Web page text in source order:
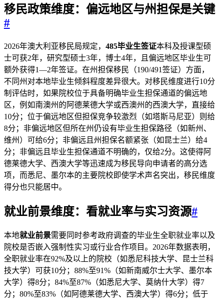
移民政策维度：偏远地区与州担保是关键
#
2026年澳大利亚移民局规定， 485毕业生签证本科及授课型硕
士可获2年，研究型硕士3年，博士4年，且偏远地区毕业生可
额外获得1—2年签证。在州担保移民（190/491签证）方面，
不同州对本地毕业生倾斜程度差异很大。对移民维度进行10分
制评估时，如果院校位于具备明确毕业生担保通道的偏远地
区，例如南澳州的阿德莱德大学或西澳州的西澳大学，直接给
10分；位于偏远地区但担保竞争较激烈（如塔斯马尼亚）则给
8分；非偏远地区但所在州仍设有毕业生担保路径（如新州、
维州）可给6分；非偏远且州担保名额紧张（如昆士兰）给4
分；非偏远且毕业生担保通道不明确的，仅给2分。这使得阿
德莱德大学、西澳大学等迅速成为移民导向申请者的高分选
项，而悉尼、墨尔本的主要院校即使学术声名突出，移民维度
得分也只能居中。
就业前景维度：看就业率与实习资源#
本地就业前景需要同时参考政府调查的毕业生全职就业率以及
院校是否嵌入强制性实习或行业合作项目。2026年数据表明，
全职就业率在92%及以上的院校（如悉尼科技大学、昆士兰科
技大学）可获10分；88%至91%（如新南威尔士大学、墨尔本
大学）得8分；84%至87%（如悉尼大学、莫纳什大学）得7
分；80%至83%（如阿德莱德大学、西澳大学）得6分；低于